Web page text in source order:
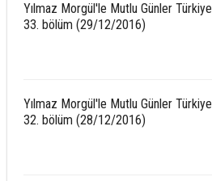
Yılmaz Morgül'le Mutlu Günler Türkiye
33. bölüm (29/12/2016)
Yılmaz Morgül'le Mutlu Günler Türkiye
32. bölüm (28/12/2016)